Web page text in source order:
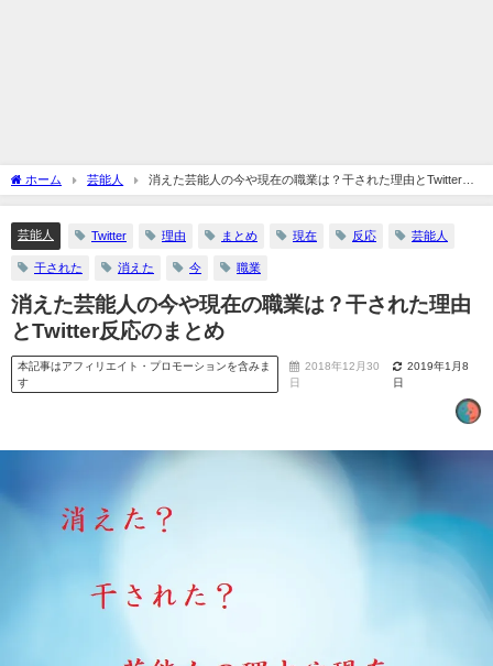
ホーム 芸能人
消えた芸能人の今や現在の職業は？干された理由とTwitter反
応のまとめ
芸能人 Twitter 理由 まとめ 現在 反応 芸能人
干された 消えた 今 職業
消えた芸能人の今や現在の職業は？干された理由
とTwitter反応のまとめ
本記事はアフィリエイト・プロモーションを含みま
す
2018年12月30
日
2019年1月8
日